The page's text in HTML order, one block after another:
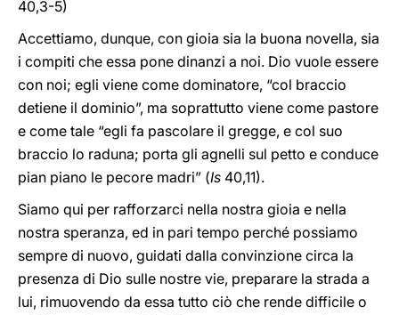
40,3-5)
Accettiamo, dunque, con gioia sia la buona novella, sia
i compiti che essa pone dinanzi a noi. Dio vuole essere
con noi; egli viene come dominatore, “col braccio
detiene il dominio”, ma soprattutto viene come pastore
e come tale “egli fa pascolare il gregge, e col suo
braccio lo raduna; porta gli agnelli sul petto e conduce
pian piano le pecore madri” (Is 40,11).
Siamo qui per rafforzarci nella nostra gioia e nella
nostra speranza, ed in pari tempo perché possiamo
sempre di nuovo, guidati dalla convinzione circa la
presenza di Dio sulle nostre vie, preparare la strada a
lui, rimuovendo da essa tutto ciò che rende difficile o